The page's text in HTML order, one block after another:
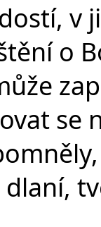
v
o
se